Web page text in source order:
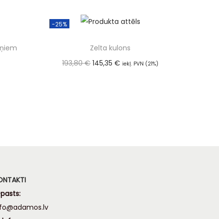
-25%
Zelta kulons
193,80€ 145,35€ iekļ. PVN (21%)